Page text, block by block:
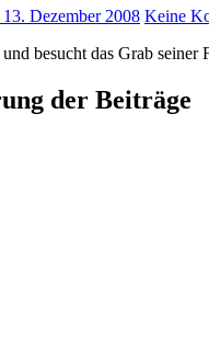
13. Dezember 2008 Keine
und besucht das Grab
der Beiträge